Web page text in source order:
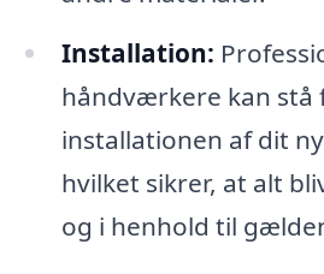
Installation:
håndværkere kan stå
installationen af dit
hvilket sikrer, at alt
og i henhold til